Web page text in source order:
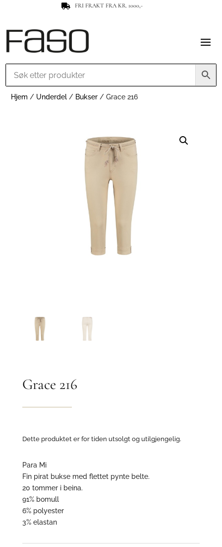
 FRI FRAKT FRA KR. 1000,-
Hjem / Underdel / Bukser / Grace 216
Grace 216
Dette produktet er for tiden utsolgt og utilgjengelig.
Para Mi
Fin pirat bukse med flettet pynte belte.
20 tommer i beina.
91% bomull
6% polyester
3% elastan